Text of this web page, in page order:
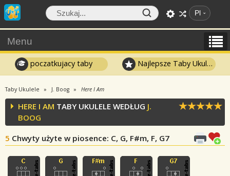
Pl
Menu
poczatkujacy taby Najlepsze Taby Ukulele
Taby Ukulele J. Boog Here I Am
HERE I AM TABY UKULELE WEDŁUG J.
BOOG
5 Chwyty użyte w piosence: C, G, F#m, F, G7